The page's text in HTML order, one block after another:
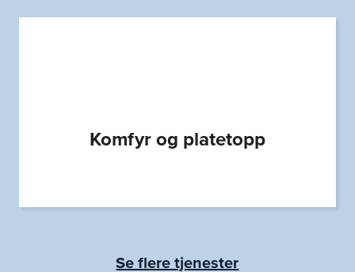
Komfyr og platetopp
Se flere tjenester